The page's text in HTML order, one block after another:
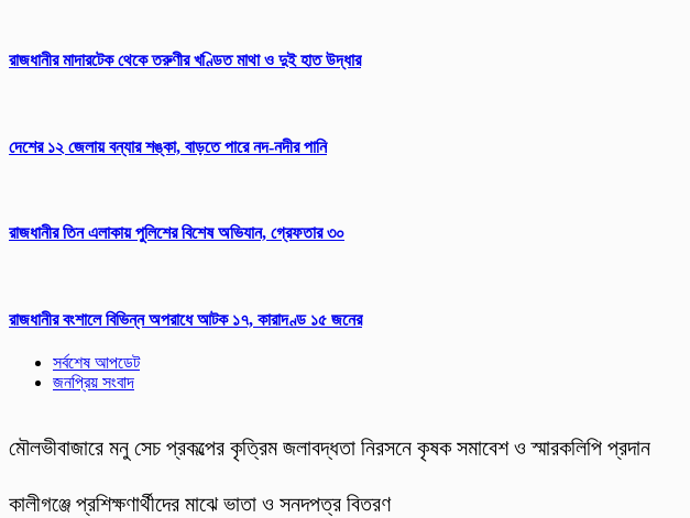
রাজধানীর মাদারটেক থেকে তরুণীর খণ্ডিত মাথা ও দুই হাত উদ্ধার
দেশের ১২ জেলায় বন্যার শঙ্কা, বাড়তে পারে নদ-নদীর পানি
রাজধানীর তিন এলাকায় পুলিশের বিশেষ অভিযান, গ্রেফতার ৩০
রাজধানীর বংশালে বিভিন্ন অপরাধে আটক ১৭, কারাদণ্ড ১৫ জনের
সর্বশেষ আপডেট
জনপ্রিয় সংবাদ
মৌলভীবাজারে মনু সেচ প্রকল্পের কৃত্রিম জলাবদ্ধতা নিরসনে কৃষক সমাবেশ ও স্মারকলিপি প্রদান
কালীগঞ্জে প্রশিক্ষণার্থীদের মাঝে ভাতা ও সনদপত্র বিতরণ